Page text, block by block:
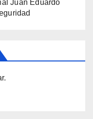
Juan Eduardo